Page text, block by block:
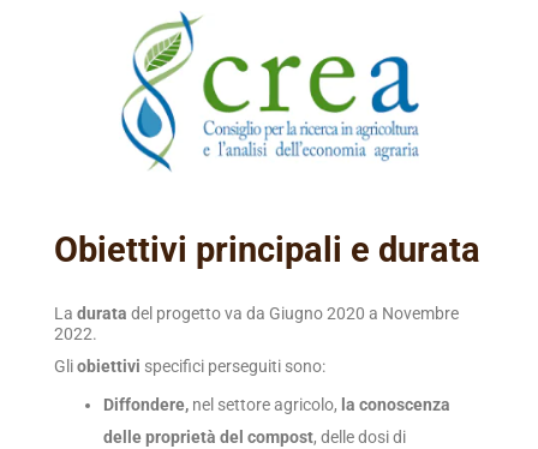
Obiettivi principali e durata
La durata del progetto va da Giugno 2020 a Novembre
2022.
Gliobiettivi specifici perseguiti sono:
Diffondere, nel settore agricolo, la conoscenza
delle proprietà del compost, delle dosi di